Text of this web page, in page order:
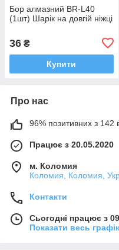
Бор алмазний BR-L40
(1шт) Шарік на довгій ніжці
36 ₴
Купити
Про нас
96% позитивних з 142
Працює з 20.05.2020
м. Коломия
Коломия, Коломия,
Контакти
Сьогодні працює з
Показати весь